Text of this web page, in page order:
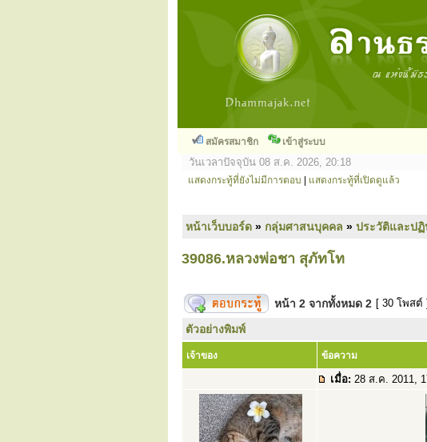
สมัครสมาชิก เข้าสู่ระบบ
วันเวลาปัจจุบัน 08 ส.ค. 2026, 20:18
แสดงกระทู้ที่ยังไม่มีการตอบ แสดงกระทู้ที่เปิดดูแล้ว
หน้าเว็บบอร์ด » กลุ่มศาสนบุคคล » ประวัติและปฏิ
39086.หลวงพ่อชา สุภัทโท
หน้า 2 จากทั้งหมด 2 [ 30 โพสต์ ]
ตัวอย่างพิมพ์
เจ้าของ ข้อความ
เมื่อ: 28 ส.ค. 2011,